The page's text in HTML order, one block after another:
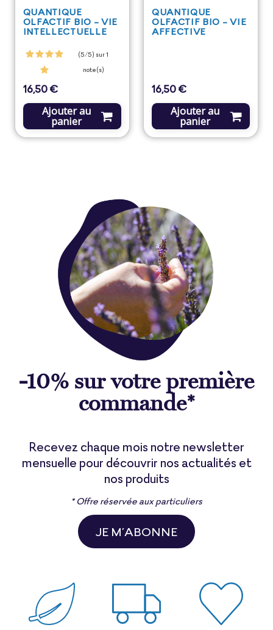
QUANTIQUE
OLFACTIF BIO - VIE
INTELLECTUELLE
(5/5) sur 1
note(s)
Prix
16,50 €
Ajouter au
panier
QUANTIQUE
OLFACTIF BIO - VIE
AFFECTIVE
Prix
16,50 €
Ajouter au
panier
-10% sur votre première
commande*
Recevez chaque mois notre newsletter
mensuelle pour découvrir nos actualités et
nos produits
* Offre réservée aux particuliers
JE M’ABONNE